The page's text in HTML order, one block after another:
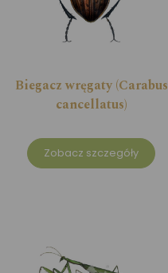
Biegacz wręgaty (Carabus
cancellatus)
Zobacz szczegóły